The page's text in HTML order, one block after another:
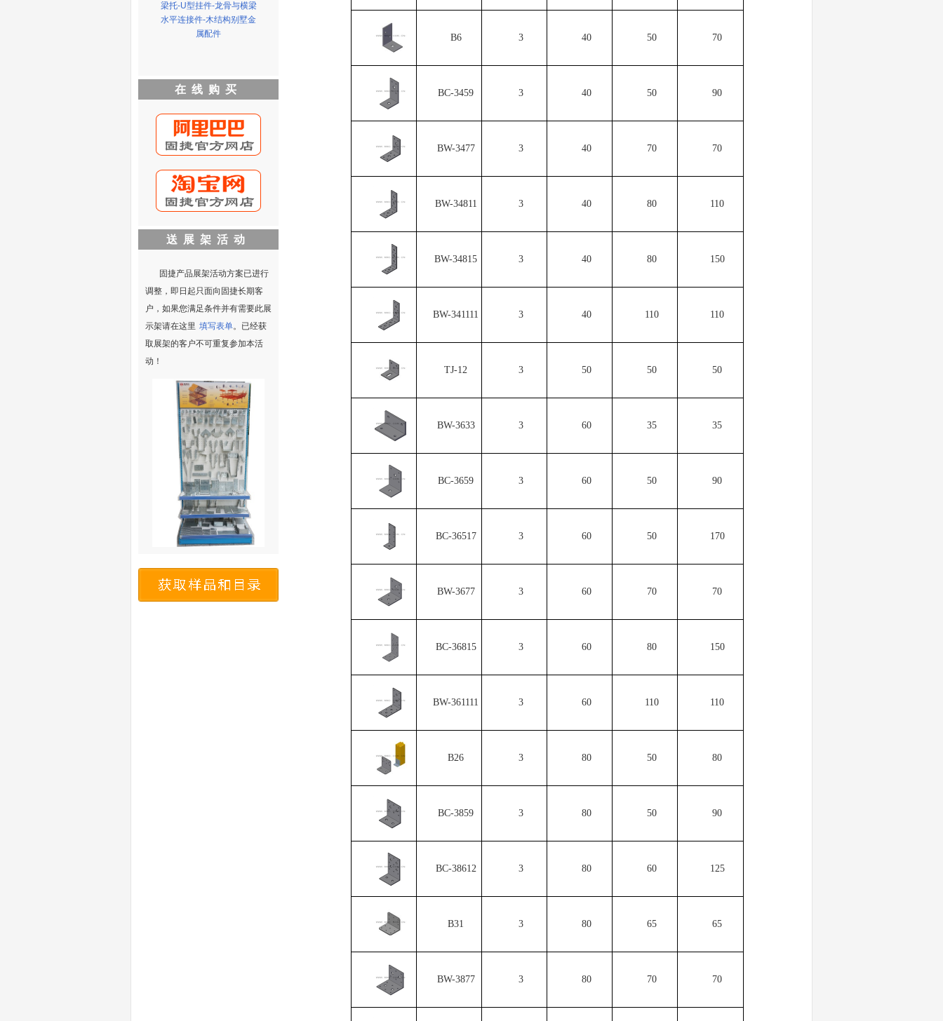
B6 3 40 50 70
BC-3459 3 40 50 90
BW-3477 3 40 70 70
BW-34811 3 40 80 110
BW-34815 3 40 80 150
BW-341111 3 40 110 110
TJ-12 3 50 50 50
BW-3633 3 60 35 35
BC-3659 3 60 50 90
BC-36517 3 60 50 170
BW-3677 3 60 70 70
BC-36815 3 60 80 150
BW-361111 3 60 110 110
B26 3 80 50 80
BC-3859 3 80 50 90
BC-38612 3 80 60 125
B31 3 80 65 65
BW-3877 3 80 70 70
梁托-U型挂件-龙骨与横梁
水平连接件-木结构别墅金
属配件
在线购买
送展架活动
固捷产品展架活动方案已进行
调整，即日起只面向固捷长期客
户，如果您满足条件并有需要此展
示架请在这里填写表单。已经获
取展架的客户不可重复参加本活
动！